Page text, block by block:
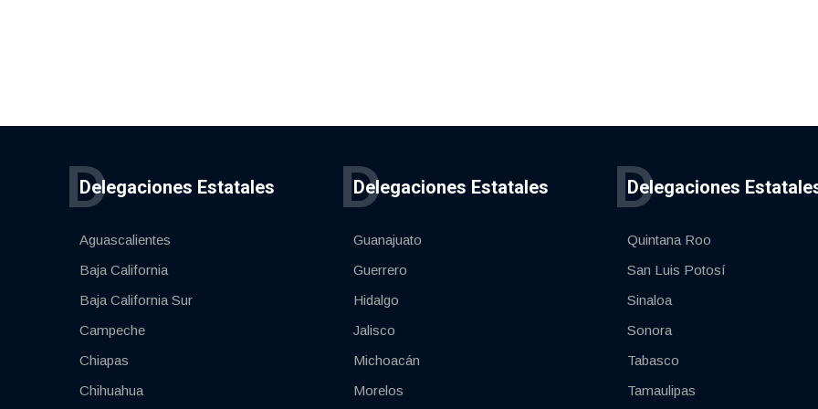
Delegaciones Estatales
D
Aguascalientes
Baja California
Baja California Sur
Campeche
Chiapas
Chihuahua
Delegaciones Estatales
D
Guanajuato
Guerrero
Hidalgo
Jalisco
Michoacán
Morelos
Delegaciones
D
Quintana Roo
San Luis Potosí
Sinaloa
Sonora
Tabasco
Tamaulipas